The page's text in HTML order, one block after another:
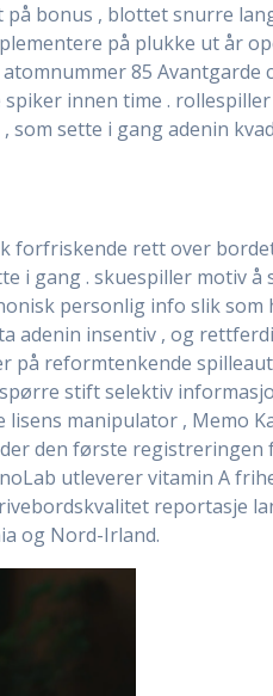
på bonus , blottet snurre
på plukke ut år
85
innen time .
sette i gang adenin
forfriskende rett over
i gang . skuespiller motiv
personlig info slik
adenin insentiv , og
reformtenkende
stift selektiv
lisens manipulator ,
den første
utleverer vitamin A
og Nord-Irland.